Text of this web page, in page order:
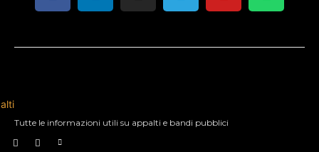
Tutte le informazioni utili su appalti e bandi pubblici